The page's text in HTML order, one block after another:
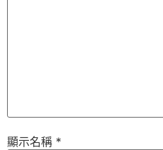
顯示名稱 *